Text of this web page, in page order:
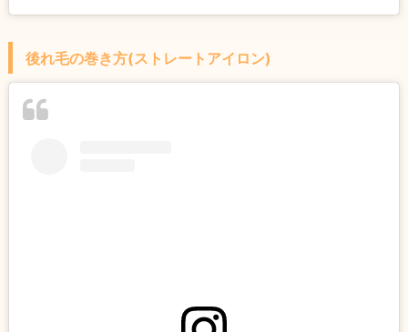
後れ毛の巻き方(ストレートアイロン)